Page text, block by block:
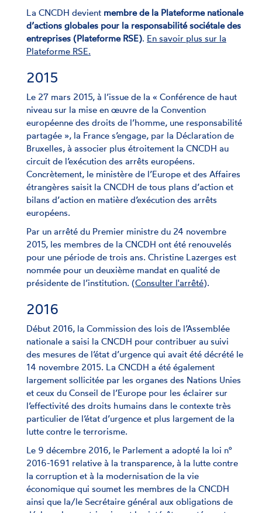
La CNCDH devient membre de la Plateforme nationale
d’actions globales pour la responsabilité sociétale des
entreprises (Plateforme RSE). En savoir plus sur la
Plateforme RSE.
2015
Le 27 mars 2015, à l’issue de la « Conférence de haut
niveau sur la mise en œuvre de la Convention
européenne des droits de l’homme, une responsabilité
partagée », la France s’engage, par la Déclaration de
Bruxelles, à associer plus étroitement la CNCDH au
circuit de l’exécution des arrêts européens.
Concrètement, le ministère de l’Europe et des Affaires
étrangères saisit la CNCDH de tous plans d’action et
bilans d’action en matière d’exécution des arrêts
européens.
Par un arrêté du Premier ministre du 24 novembre
2015, les membres de la CNCDH ont été renouvelés
pour une période de trois ans. Christine Lazerges est
nommée pour un deuxième mandat en qualité de
présidente de l’institution. (Consulter l'arrêté).
2016
Début 2016, la Commission des lois de l’Assemblée
nationale a saisi la CNCDH pour contribuer au suivi
des mesures de l’état d’urgence qui avait été décrété le
14 novembre 2015. La CNCDH a été également
largement sollicitée par les organes des Nations Unies
et ceux du Conseil de l’Europe pour les éclairer sur
l’effectivité des droits humains dans le contexte très
particulier de l’état d’urgence et plus largement de la
lutte contre le terrorisme.
Le 9 décembre 2016, le Parlement a adopté la loi n°
2016-1691 relative à la transparence, à la lutte contre
la corruption et à la modernisation de la vie
économique qui soumet les membres de la CNCDH
ainsi que la/le Secrétaire général aux obligations de